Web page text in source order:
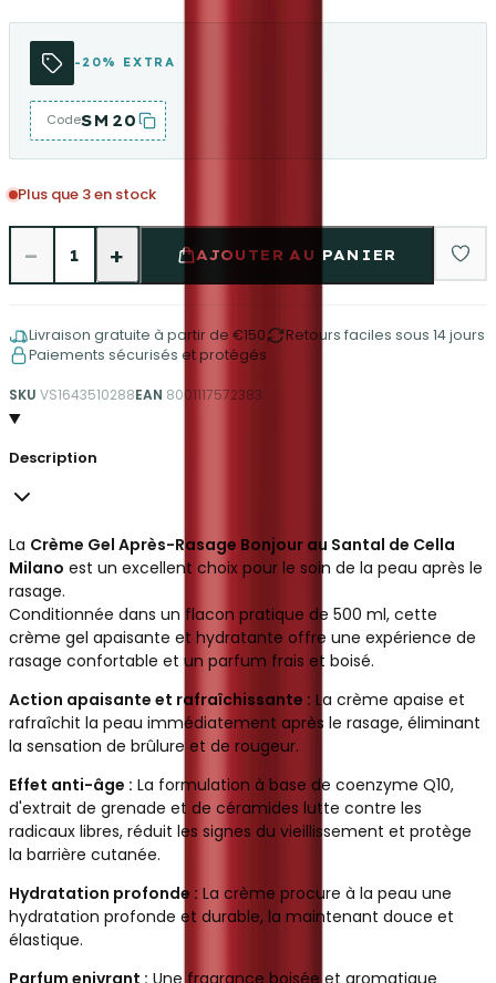
-20% EXTRA
CodeSM20
Plus que 3 en stock
− 1 + AJOUTER AU PANIER
Livraison gratuite à partir de €150
Retours faciles sous 14 jours
Paiements sécurisés et protégés
SKU VS1643510288EAN 8001117572383
Description
La Crème Gel Après-Rasage Bonjour au Santal de Cella
Milano est un excellent choix pour le soin de la peau après le
rasage.
Conditionnée dans un flacon pratique de 500 ml, cette
crème gel apaisante et hydratante offre une expérience de
rasage confortable et un parfum frais et boisé.
Action apaisante et rafraîchissante : La crème apaise et
rafraîchit la peau immédiatement après le rasage, éliminant
la sensation de brûlure et de rougeur.
Effet anti-âge : La formulation à base de coenzyme Q10,
d'extrait de grenade et de céramides lutte contre les
radicaux libres, réduit les signes du vieillissement et protège
la barrière cutanée.
Hydratation profonde : La crème procure à la peau une
hydratation profonde et durable, la maintenant douce et
élastique.
Parfum enivrant : Une fragrance boisée et aromatique